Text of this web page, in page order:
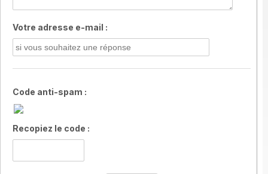
Votre adresse e-mail :
Code anti-spam :
Recopiez le code :